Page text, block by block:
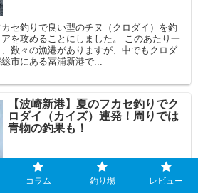
セ釣りで良い型のチヌ（クロダイ）を釣
を攻めることにしました。 このあたり一
数々の漁港がありますが、中でもクロダ
市にある冨浦新港で...
【波崎新港】夏のフカセ釣りでク
ロダイ（カイズ）連発！周りでは
青物の釣果も！
ってきました。 今回はフカセ釣りでクロ
ここは千葉県との県境に位置しており、
コラム 釣り場 レビュー